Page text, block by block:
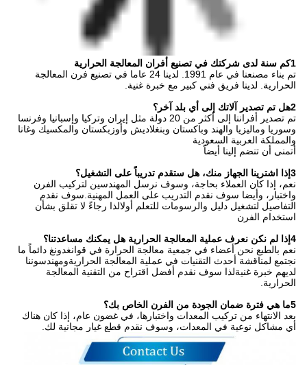
1كم سنة لدى شركتك في تصنيع أفران المعالجة الحرارية
تم بناء مصنعنا في عام 1991. لدينا 24 عاما في تصنيع فرن المعالجة
الحرارية. لدينا فريق فني كبير مع خبرة غنية.
2هل تم تصدير آلاتك إلى أي بلد آخر؟
تم تصدير أفراننا إلى أكثر من 20 دولة مثل إيران وتركيا وإسبانيا وفرنسا
وسوريا وماليزيا والهند وباكستان وبنغلاديش وأوزبكستان والمكسيك وغانا
والمملكة العربية السعودية
أتمنى أن تنضم إلينا أيضاً
3إذا اشترينا الجهاز منك، هل ستقدم تدريباً على التشغيل؟
نعم، إذا كان العملاء بحاجة، وسوف نرسل المهندسين لتركيب الفرن
واختبار، وأيضا سوف نقدم التدريب على العمل المهنية.سوف نقدم
التفاصيل لتشغيل دليل والرسومات للتعلم أولالذا رجاءً لا تقلق بشأن
استخدام الفرن
4إذا لم نكن نعرف عملية المعالجة الحرارية هل يمكنك مساعدتنا؟
نعم بالطبع نحن أعضاء في جمعية معالجة الحرارة في قوانغدونغ دائماً ما
نجتمع لمناقشة أحدث التقنيات في عملية المعالجة الحراريةومهندسوننا
لديهم خبرة غنيةلذا سوف نقدم أفضل اقتراح من التقنية المعالجة
الحرارية.
5ما هي فترة ضمان الجودة من الفرن الخاص بك؟
بعد الانتهاء من تركيب المعدات واختبارها، في غضون عام، إذا كان هناك
أي مشاكل نوعية في المعدات، وسوف نقدم قطع غيار مجانية لك.